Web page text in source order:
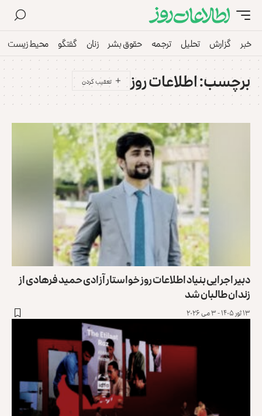
خبر گزارش تحلیل ترجمه حقوق بشر زنان گفتگو محیط زیست
برچسب:اطلاعات روز
دبیر اجرایی بنیاد اطلاعات روز خواستار آزادی حمید فرهادی از
زندان طالبان شد
۱۳ ثور ۱۴۰۵ - ۳ می ۲۰۲۶